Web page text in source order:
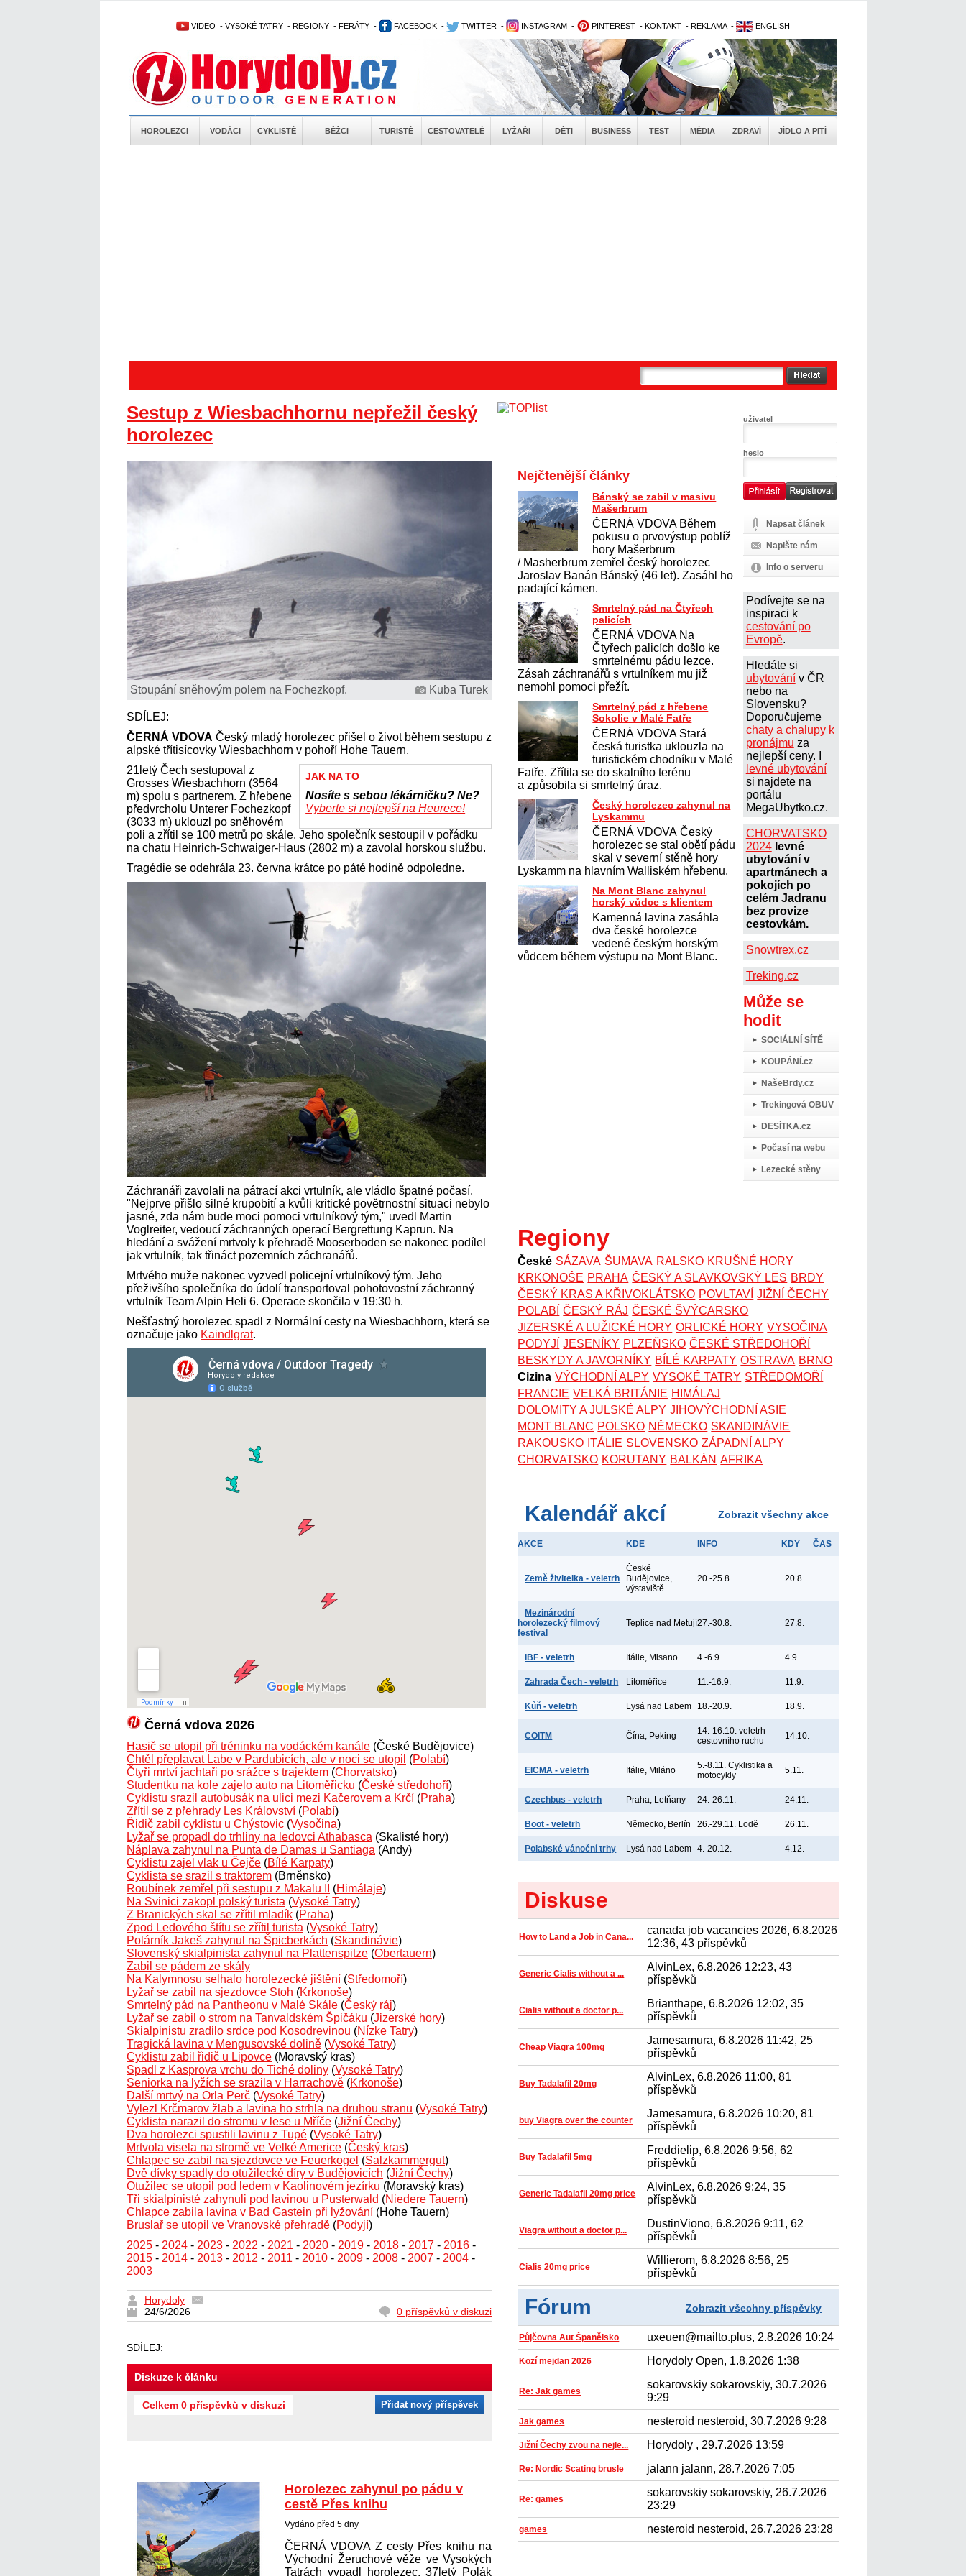
VIDEO - VYSOKÉ TATRY - REGIONY - FERÁTY - FACEBOOK - TWITTER - INSTAGRAM - PINTEREST - KONTAKT - REKLAMA - ENGLISH
HOROLEZCI VODÁCI CYKLISTÉ BĚŽCI TURISTÉ CESTOVATELÉ LYŽAŘI DĚTI BUSINESS TEST MÉDIA ZDRAVÍ JÍDLO A PITÍ
Sestup z Wiesbachhornu nepřežil český
horolezec
Stoupání sněhovým polem na Fochezkopf. Kuba Turek
SDÍLEJ:
ČERNÁ VDOVA Český mladý horolezec přišel o život během sestupu z
alpské třítisícovky Wiesbachhorn v pohoří Hohe Tauern.
JAK NA TO
Nosíte s sebou lékárničku? Ne?
Vyberte si nejlepší na Heurece!
21letý Čech sestupoval z
Grosses Wiesbachhorn (3564
m) spolu s partnerem. Z hřebene
předvrcholu Unterer Fochezkopf
(3033 m) uklouzl po sněhovém
poli a zřítil se 100 metrů po skále. Jeho společník sestoupil v pořádku
na chatu Heinrich-Schwaiger-Haus (2802 m) a zavolal horskou službu.
Tragédie se odehrála 23. června krátce po páté hodině odpoledne.
Záchranáři zavolali na pátrací akci vrtulník, ale vládlo špatné počasí.
"Nejprve přišlo silné krupobití a kvůli kritické povětrnostní situaci nebylo
jasné, zda nám bude moci pomoci vrtulníkový tým," uvedl Martin
Voglreiter, vedoucí záchranných operací Bergrettung Kaprun. Na
hledání a svážení mrtvoly k přehradě Mooserboden se nakonec podílel
jak vrtulník, tak třináct pozemních záchranářů.
Mrtvého muže nakonec vyzvedl policejní vrtulníkový tým. Jeho
přeživšího společníka do údolí transportoval pohotovostní záchranný
vrtulník Team Alpin Heli 6. Operace skončila v 19:30 h.
Nešťastný horolezec spadl z Normální cesty na Wiesbachhorn, která se
označuje jako Kaindlgrat.
Černá vdova 2026
Hasič se utopil při tréninku na vodáckém kanále (České Budějovice)
Chtěl přeplavat Labe v Pardubicích, ale v noci se utopil (Polabí)
Čtyři mrtví jachtaři po srážce s trajektem (Chorvatsko)
Studentku na kole zajelo auto na Litoměřicku (České středohoří)
Cyklistu srazil autobusák na ulici mezi Kačerovem a Krčí (Praha)
Zřítil se z přehrady Les Království (Polabí)
Řidič zabil cyklistu u Chýstovic (Vysočina)
Lyžař se propadl do trhliny na ledovci Athabasca (Skalisté hory)
Náplava zahynul na Punta de Damas u Santiaga (Andy)
Cyklistu zajel vlak u Čejče (Bílé Karpaty)
Cyklista se srazil s traktorem (Brněnsko)
Roubínek zemřel při sestupu z Makalu II
(Himálaje)
Na Svinici zakopl polský turista (Vysoké Tatry)
Z Branických skal se zřítil mladík (Praha)
Zpod Ledového štítu se zřítil turista (Vysoké Tatry)
Polárník Jakeš zahynul na Špicberkách (Skandinávie)
Slovenský skialpinista zahynul na Plattenspitze (Obertauern)
Zabil se pádem ze skály
Na Kalymnosu selhalo horolezecké jištění (Středomoří)
Lyžař se zabil na sjezdovce Stoh (Krkonoše)
Smrtelný pád na Pantheonu v Malé Skále (Český ráj)
Lyžař se zabil o strom na Tanvaldském Špičáku (Jizerské hory)
Skialpinistu zradilo srdce pod Kosodrevinou (Nízke Tatry)
Tragická lavina v Mengusovské dolině (Vysoké Tatry)
Cyklistu zabil řidič u Lipovce (Moravský kras)
Spadl z Kasprova vrchu do Tiché doliny (Vysoké Tatry)
Seniorka na lyžích se srazila v Harrachově (Krkonoše)
Další mrtvý na Orla Perč (Vysoké Tatry)
Vylezl Krčmarov žlab a lavina ho strhla na druhou stranu (Vysoké Tatry)
Cyklista narazil do stromu v lese u Mříče (Jižní Čechy)
Dva horolezci spustili lavinu z Tupé (Vysoké Tatry)
Mrtvola visela na stromě ve Velké Americe (Český kras)
Chlapec se zabil na sjezdovce ve Feuerkogel (Salzkammergut)
Dvě dívky spadly do otužilecké díry v Budějovicích (Jižní Čechy)
Otužilec se utopil pod ledem v Kaolinovém jezírku (Moravský kras)
Tři skialpinisté zahynuli pod lavinou u Pusterwald (Niedere Tauern)
Chlapce zabila lavina v Bad Gastein při lyžování (Hohe Tauern)
Bruslař se utopil ve Vranovské přehradě (Podyjí)
2025 - 2024 - 2023 - 2022 - 2021 - 2020 - 2019 - 2018 - 2017 - 2016 -
2015 - 2014 - 2013 - 2012 - 2011 - 2010 - 2009 - 2008 - 2007 - 2004 -
2003
Horydoly
24/6/2026
0 příspěvků v diskuzi
SDÍLEJ:
Diskuze k článku
Celkem 0 příspěvků v diskuzi Přidat nový příspěvek
Horolezec zahynul po pádu v
cestě Přes knihu
Vydáno před 5 dny
ČERNÁ VDOVA Z cesty Přes knihu na
Východní Žeruchové věže ve Vysokých
Tatrách vypadl horolezec. 37letý Polák
uživatel
heslo
Napsat článek
Napište nám
Info o serveru
Podívejte se na
inspiraci k
cestování po
Evropě.
Hledáte si
ubytovánív ČR
nebo na
Slovensku?
Doporučujeme
chaty a chalupy k
pronájmu za
nejlepší ceny. I
levné ubytování
si najdete na
portálu
MegaUbytko.cz.
CHORVATSKO
2024 levné
ubytování v
apartmánech a
pokojích po
celém Jadranu
bez provize
cestovkám.
Snowtrex.cz
Treking.cz
Může se
hodit
SOCIÁLNÍ SÍTĚ
KOUPÁNÍ.cz
NašeBrdy.cz
Trekingová OBUV
DESÍTKA.cz
Počasí na webu
Lezecké stěny
Nejčtenější články
Bánský se zabil v masivu
Mašerbrum
ČERNÁ VDOVA Během
pokusu o prvovýstup poblíž
hory Mašerbrum
/ Masherbrum zemřel český horolezec
Jaroslav Banán Bánský (46 let). Zasáhl ho
padající kámen.
Smrtelný pád na Čtyřech
palicích
ČERNÁ VDOVA Na
Čtyřech palicích došlo ke
smrtelnému pádu lezce.
Zásah záchranářů s vrtulníkem mu již
nemohl pomoci přežít.
Smrtelný pád z hřebene
Sokolie v Malé Fatře
ČERNÁ VDOVA Stará
česká turistka uklouzla na
turistickém chodníku v Malé
Fatře. Zřítila se do skalního terénu
a způsobila si smrtelný úraz.
Český horolezec zahynul na
Lyskammu
ČERNÁ VDOVA Český
horolezec se stal obětí pádu
skal v severní stěně hory
Lyskamm na hlavním Walliském hřebenu.
Na Mont Blanc zahynul
horský vůdce s klientem
Kamenná lavina zasáhla
dva české horolezce
vedené českým horským
vůdcem během výstupu na Mont Blanc.
Regiony
České SÁZAVA ŠUMAVA RALSKO KRUŠNÉ HORY
KRKONOŠE PRAHA ČESKÝ A SLAVKOVSKÝ LES BRDY
ČESKÝ KRAS A KŘIVOKLÁTSKO POVLTAVÍ JIŽNÍ ČECHY
POLABÍ
ČESKÝ RÁJ ČESKÉ ŠVÝCARSKO
JIZERSKÉ A LUŽICKÉ HORY ORLICKÉ HORY VYSOČINA
PODYJÍ
JESENÍKY PLZEŇSKO ČESKÉ STŘEDOHOŘÍ
BESKYDY A JAVORNÍKY BÍLÉ KARPATY OSTRAVA BRNO
Cizina VÝCHODNÍ ALPY VYSOKÉ TATRY STŘEDOMOŘÍ
FRANCIE VELKÁ BRITÁNIE HIMÁLAJ
DOLOMITY A JULSKÉ ALPY JIHOVÝCHODNÍ ASIE
MONT BLANC POLSKO NĚMECKO SKANDINÁVIE
RAKOUSKO ITÁLIE SLOVENSKO ZÁPADNÍ ALPY
CHORVATSKO KORUTANY BALKÁN AFRIKA
Kalendář akcí Zobrazit všechny akce
AKCE KDE INFO KDY ČAS
Země živitelka - veletrh
České
Budějovice,
výstaviště
20.-25.8. 20.8.
Mezinárodní
horolezecký filmový
festival
Teplice nad Metují27.-30.8. 27.8.
IBF - veletrh Itálie, Misano 4.-6.9. 4.9.
Zahrada Čech - veletrh Litoměřice 11.-16.9. 11.9.
Kůň - veletrh Lysá nad Labem 18.-20.9. 18.9.
COITM Čína, Peking
14.-16.10. veletrh
cestovního ruchu
14.10.
EICMA - veletrh Itálie, Miláno
5.-8.11. Cyklistika a
motocykly
5.11.
Czechbus - veletrh Praha, Letňany 24.-26.11. 24.11.
Boot - veletrh Německo, Berlín 26.-29.11. Lodě 26.11.
Polabské vánoční trhy Lysá nad Labem 4.-20.12. 4.12.
Diskuse
How to Land a Job in Cana...
canada job vacancies 2026, 6.8.2026
12:36, 43 příspěvků
Generic Cialis without a ...
AlvinLex, 6.8.2026 12:23, 43
příspěvků
Cialis without a doctor p...
Brianthape, 6.8.2026 12:02, 35
příspěvků
Cheap Viagra 100mg
Jamesamura, 6.8.2026 11:42, 25
příspěvků
Buy Tadalafil 20mg
AlvinLex, 6.8.2026 11:00, 81
příspěvků
buy Viagra over the counter
Jamesamura, 6.8.2026 10:20, 81
příspěvků
Buy Tadalafil 5mg
Freddielip, 6.8.2026 9:56, 62
příspěvků
Generic Tadalafil 20mg price
AlvinLex, 6.8.2026 9:24, 35
příspěvků
Viagra without a doctor p...
DustinViono, 6.8.2026 9:11, 62
příspěvků
Cialis 20mg price
Willierom, 6.8.2026 8:56, 25
příspěvků
Fórum Zobrazit všechny příspěvky
Půjčovna Aut Španělsko uxeuen@mailto.plus, 2.8.2026 10:24
Kozí mejdan 2026 Horydoly Open, 1.8.2026 1:38
Re: Jak games
sokarovskiy sokarovskiy, 30.7.2026
9:29
Jak games nesteroid nesteroid, 30.7.2026 9:28
Jižní Čechy zvou na nejle... Horydoly , 29.7.2026 13:59
Re: Nordic Scating brusle jalann jalann, 28.7.2026 7:05
Re: games
sokarovskiy sokarovskiy, 26.7.2026
23:29
games nesteroid nesteroid, 26.7.2026 23:28